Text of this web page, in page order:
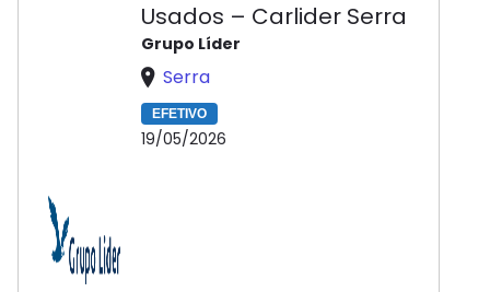
Usados – Carlider Serra
Grupo Líder
Serra
EFETIVO
19/05/2026